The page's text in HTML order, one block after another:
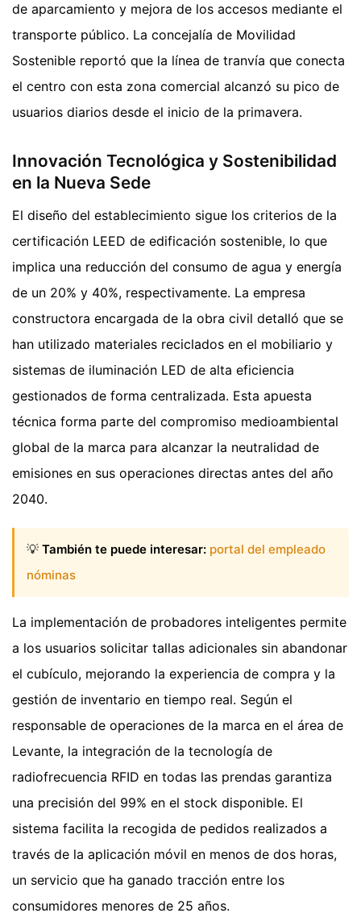
de aparcamiento y mejora de los accesos mediante el
transporte público. La concejalía de Movilidad
Sostenible reportó que la línea de tranvía que conecta
el centro con esta zona comercial alcanzó su pico de
usuarios diarios desde el inicio de la primavera.
Innovación Tecnológica y Sostenibilidad
en la Nueva Sede
El diseño del establecimiento sigue los criterios de la
certificación LEED de edificación sostenible, lo que
implica una reducción del consumo de agua y energía
de un 20% y 40%, respectivamente. La empresa
constructora encargada de la obra civil detalló que se
han utilizado materiales reciclados en el mobiliario y
sistemas de iluminación LED de alta eficiencia
gestionados de forma centralizada. Esta apuesta
técnica forma parte del compromiso medioambiental
global de la marca para alcanzar la neutralidad de
emisiones en sus operaciones directas antes del año
2040.
💡 También te puede interesar: portal del empleado
nóminas
La implementación de probadores inteligentes permite
a los usuarios solicitar tallas adicionales sin abandonar
el cubículo, mejorando la experiencia de compra y la
gestión de inventario en tiempo real. Según el
responsable de operaciones de la marca en el área de
Levante, la integración de la tecnología de
radiofrecuencia RFID en todas las prendas garantiza
una precisión del 99% en el stock disponible. El
sistema facilita la recogida de pedidos realizados a
través de la aplicación móvil en menos de dos horas,
un servicio que ha ganado tracción entre los
consumidores menores de 25 años.